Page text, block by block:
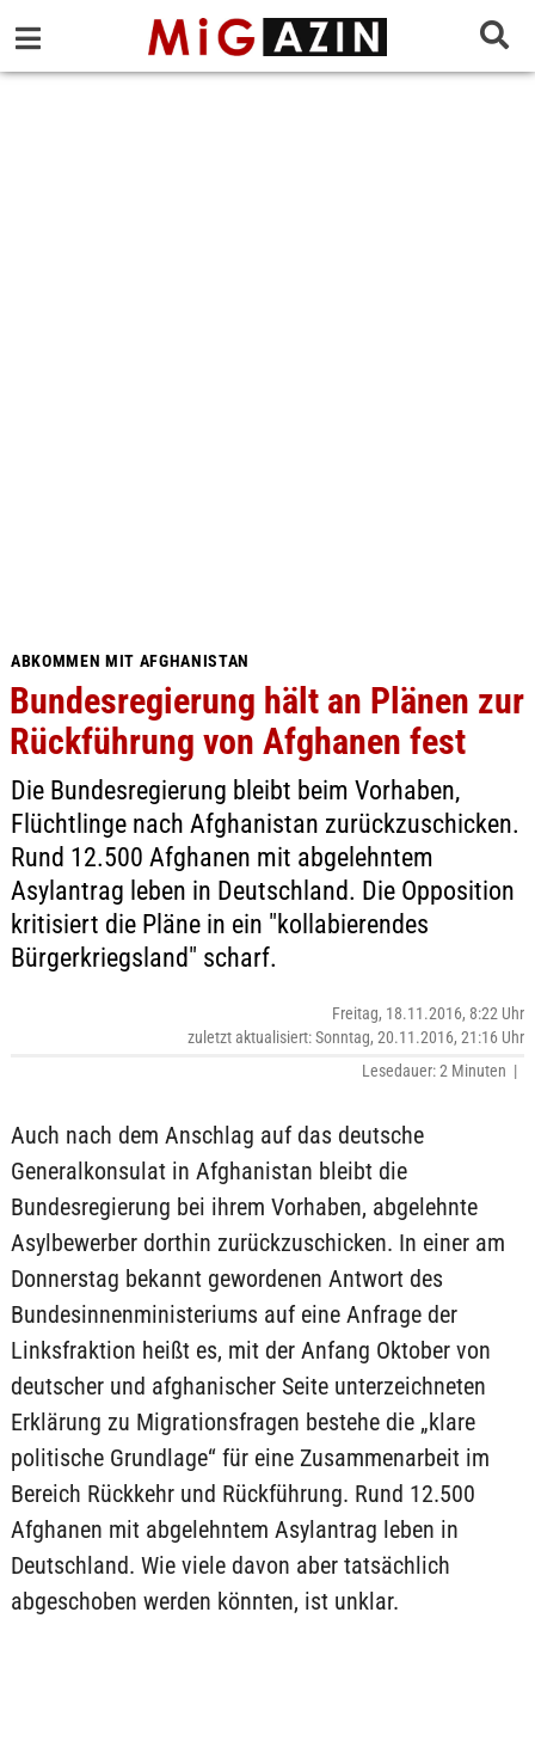
ABKOMMEN MIT AFGHANISTAN
Bundesregierung hält an Plänen zur
Rückführung von Afghanen fest
Die Bundesregierung bleibt beim Vorhaben,
Flüchtlinge nach Afghanistan zurückzuschicken.
Rund 12.500 Afghanen mit abgelehntem
Asylantrag leben in Deutschland. Die Opposition
kritisiert die Pläne in ein "kollabierendes
Bürgerkriegsland" scharf.
Freitag, 18.11.2016, 8:22 Uhr
zuletzt aktualisiert: Sonntag, 20.11.2016, 21:16 Uhr
Lesedauer: 2 Minuten |
Auch nach dem Anschlag auf das deutsche
Generalkonsulat in Afghanistan bleibt die
Bundesregierung bei ihrem Vorhaben, abgelehnte
Asylbewerber dorthin zurückzuschicken. In einer am
Donnerstag bekannt gewordenen Antwort des
Bundesinnenministeriums auf eine Anfrage der
Linksfraktion heißt es, mit der Anfang Oktober von
deutscher und afghanischer Seite unterzeichneten
Erklärung zu Migrationsfragen bestehe die „klare
politische Grundlage“ für eine Zusammenarbeit im
Bereich Rückkehr und Rückführung. Rund 12.500
Afghanen mit abgelehntem Asylantrag leben in
Deutschland. Wie viele davon aber tatsächlich
abgeschoben werden könnten, ist unklar.